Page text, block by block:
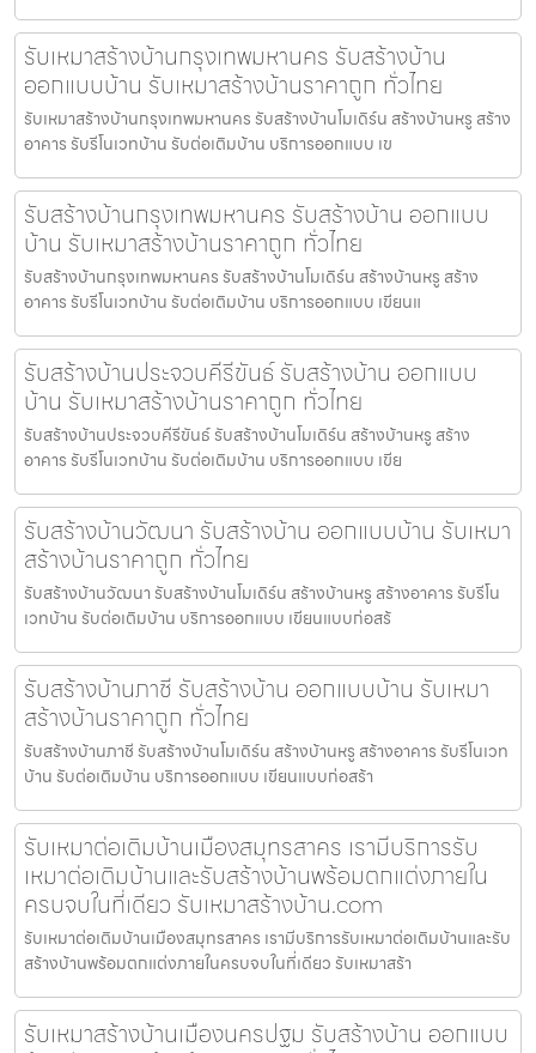
รับเหมาสร้างบ้านกรุงเทพมหานคร รับสร้างบ้าน
ออกแบบบ้าน รับเหมาสร้างบ้านราคาถูก ทั่วไทย
รับเหมาสร้างบ้านกรุงเทพมหานคร รับสร้างบ้านโมเดิร์น สร้างบ้านหรู สร้าง
อาคาร รับรีโนเวทบ้าน รับต่อเติมบ้าน บริการออกแบบ เข
รับสร้างบ้านกรุงเทพมหานคร รับสร้างบ้าน ออกแบบ
บ้าน รับเหมาสร้างบ้านราคาถูก ทั่วไทย
รับสร้างบ้านกรุงเทพมหานคร รับสร้างบ้านโมเดิร์น สร้างบ้านหรู สร้าง
อาคาร รับรีโนเวทบ้าน รับต่อเติมบ้าน บริการออกแบบ เขียนแ
รับสร้างบ้านประจวบคีรีขันธ์ รับสร้างบ้าน ออกแบบ
บ้าน รับเหมาสร้างบ้านราคาถูก ทั่วไทย
รับสร้างบ้านประจวบคีรีขันธ์ รับสร้างบ้านโมเดิร์น สร้างบ้านหรู สร้าง
อาคาร รับรีโนเวทบ้าน รับต่อเติมบ้าน บริการออกแบบ เขีย
รับสร้างบ้านวัฒนา รับสร้างบ้าน ออกแบบบ้าน รับเหมา
สร้างบ้านราคาถูก ทั่วไทย
รับสร้างบ้านวัฒนา รับสร้างบ้านโมเดิร์น สร้างบ้านหรู สร้างอาคาร รับรีโน
เวทบ้าน รับต่อเติมบ้าน บริการออกแบบ เขียนแบบก่อสร้
รับสร้างบ้านภาชี รับสร้างบ้าน ออกแบบบ้าน รับเหมา
สร้างบ้านราคาถูก ทั่วไทย
รับสร้างบ้านภาชี รับสร้างบ้านโมเดิร์น สร้างบ้านหรู สร้างอาคาร รับรีโนเวท
บ้าน รับต่อเติมบ้าน บริการออกแบบ เขียนแบบก่อสร้า
รับเหมาต่อเติมบ้านเมืองสมุทรสาคร เรามีบริการรับ
เหมาต่อเติมบ้านและรับสร้างบ้านพร้อมตกแต่งภายใน
ครบจบในที่เดียว รับเหมาสร้างบ้าน.com
รับเหมาต่อเติมบ้านเมืองสมุทรสาคร เรามีบริการรับเหมาต่อเติมบ้านและรับ
สร้างบ้านพร้อมตกแต่งภายในครบจบในที่เดียว รับเหมาสร้า
รับเหมาสร้างบ้านเมืองนครปฐม รับสร้างบ้าน ออกแบบ